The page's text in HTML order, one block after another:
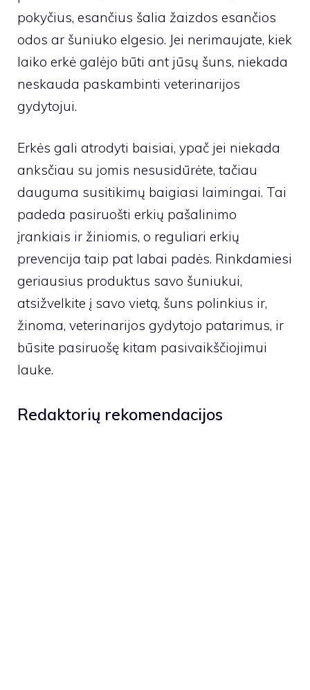
pokyčius, esančius šalia žaizdos esančios
odos ar šuniuko elgesio. Jei nerimaujate, kiek
laiko erkė galėjo būti ant jūsų šuns, niekada
neskauda paskambinti veterinarijos
gydytojui.
Erkės gali atrodyti baisiai, ypač jei niekada
anksčiau su jomis nesusidūrėte, tačiau
dauguma susitikimų baigiasi laimingai. Tai
padeda pasiruošti erkių pašalinimo
įrankiais ir žiniomis, o reguliari erkių
prevencija taip pat labai padės. Rinkdamiesi
geriausius produktus savo šuniukui,
atsižvelkite į savo vietą, šuns polinkius ir,
žinoma, veterinarijos gydytojo patarimus, ir
būsite pasiruošę kitam pasivaikščiojimui
lauke.
Redaktorių rekomendacijos